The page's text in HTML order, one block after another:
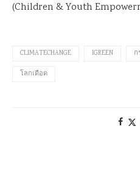
(Children & Youth
CLIMATECHANGE IGREEN
โลกเดือด